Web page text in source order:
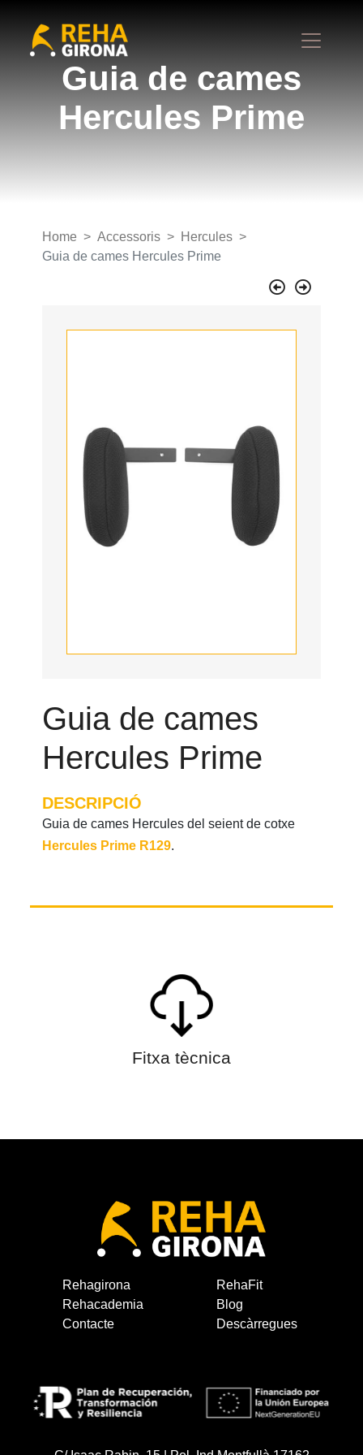
Guia de cames
Hercules Prime
Home Accessoris
Hercules
Guia de cames Hercules Prime
Guia de cames
Hercules Prime
DESCRIPCIÓ
Guia de cames Hercules del seient de cotxe
Hercules Prime R129.
Fitxa tècnica
Rehagirona
RehaFit
Rehacademia
Blog
Contacte
Descàrregues